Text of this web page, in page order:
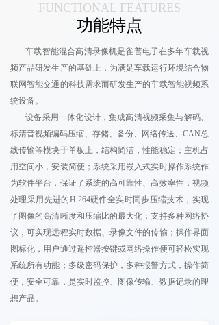
FUNCTIONAL FEATURES
功能特点
车载智能混合高清录像机是雀普电子在多年车载视
频产品研发生产的基础上，为满足车载运行环境结合物
联网智能交通的科技需求而研发生产的车载智能视频系
统设备。
设备采用一体化设计，集成高清视频采集与解码、
标清音视频编码压缩、存储、备份、网络传送、CAN总
线传输等模块于单板上，结构简洁，性能稳定；主机占
用空间小，安装简便；系统采用嵌入式实时操作系统作
为软件平台，保证了系统的高可靠性、高效率性；视频
处理采用先进的H.264硬件全实时同步压缩技术，实现
了图像的高清晰度和压缩比的最大化；支持多种网络协
议，可实现远程实时数据、录像文件的传输；操作界面
图标化，用户通过遥控器按键或网络操作便可轻松实现
系统所有功能；多级密码保护，多种报警方式，操作简
便，安全可靠，是实时监控、图像传输、数据记录的理
想产品。